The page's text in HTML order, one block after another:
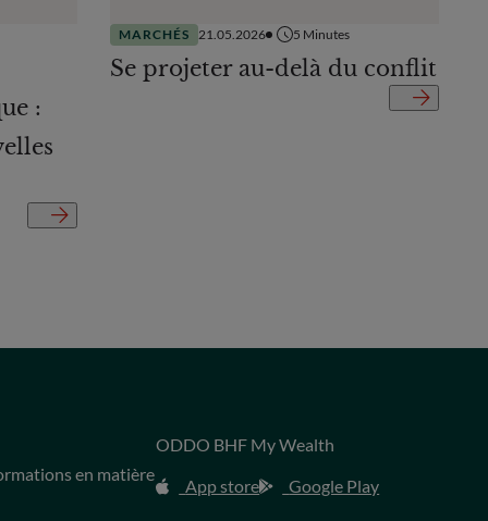
:
MARCHÉS 21.05.2026 5 Minutes
Se projeter au-delà du conflit
en matière
ODDO BHF My Wealth
App store
Google Play